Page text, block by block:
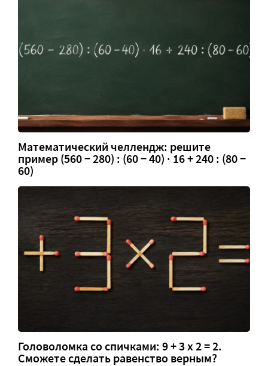
Математический челлендж: решите
пример (560 − 280) : (60 − 40) · 16 + 240 : (80 −
60)
Головоломка со спичками: 9 + 3 х 2 = 2.
Сможете сделать равенство верным?